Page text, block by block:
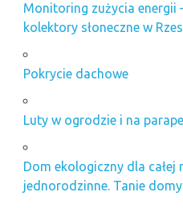
Monitoring zużycia energii
kolektory słoneczne w
Pokrycie dachowe
Luty w ogrodzie i na
Dom ekologiczny dla
jednorodzinne. Tanie